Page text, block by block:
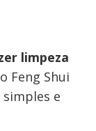
limpeza
Feng Shui
e